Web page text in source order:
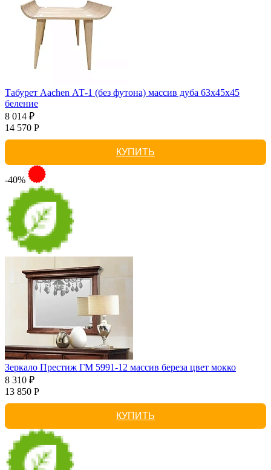
Табурет Aachen АТ-1 (без футона) массив дуба 63х45х45
беление
8 014 ₽
14 570 Р
КУПИТЬ
-40%
Зеркало Престиж ГМ 5991-12 массив береза цвет мокко
8 310 ₽
13 850 Р
КУПИТЬ